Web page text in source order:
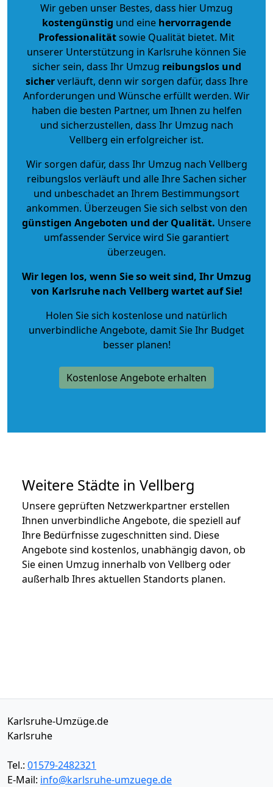
Wir geben unser Bestes, dass hier Umzug
kostengünstig und eine hervorragende
Professionalitätsowie Qualität bietet. Mit
unserer Unterstützung in Karlsruhe können Sie
sicher sein, dass Ihr Umzug reibungslos und
sicherverläuft, denn wir sorgen dafür, dass Ihre
Anforderungen und Wünsche erfüllt werden. Wir
haben die besten Partner, um Ihnen zu helfen
und sicherzustellen, dass Ihr Umzug nach
Vellberg ein erfolgreicher ist.
Wir sorgen dafür, dass Ihr Umzug nach Vellberg
reibungslos verläuft und alle Ihre Sachen sicher
und unbeschadet an Ihrem Bestimmungsort
ankommen. Überzeugen Sie sich selbst von den
günstigen Angeboten und der Qualität. Unsere
umfassender Service wird Sie garantiert
überzeugen.
Wir legen los, wenn Sie so weit sind, Ihr Umzug
von Karlsruhe nach Vellberg wartet auf Sie!
Holen Sie sich kostenlose und natürlich
unverbindliche Angebote, damit Sie Ihr Budget
besser planen!
Kostenlose Angebote erhalten
Weitere Städte in Vellberg
Unsere geprüften Netzwerkpartner erstellen
Ihnen unverbindliche Angebote, die speziell auf
Ihre Bedürfnisse zugeschnitten sind. Diese
Angebote sind kostenlos, unabhängig davon, ob
Sie einen Umzug innerhalb von Vellberg oder
außerhalb Ihres aktuellen Standorts planen.
Karlsruhe-Umzüge.de
Karlsruhe
Tel.: 01579-2482321
E-Mail: info@karlsruhe-umzuege.de